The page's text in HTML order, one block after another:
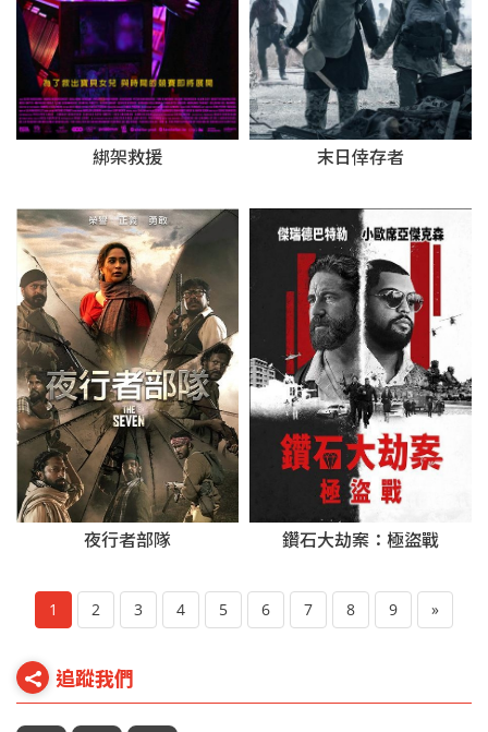
綁架救援 末日倖存者
夜行者部隊 鑽石大劫案：極盜戰
1 2 3 4 5 6 7 8 9 »
追蹤我們